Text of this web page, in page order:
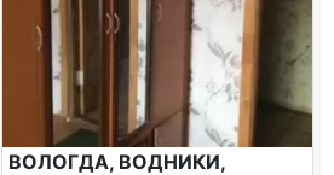
ВОЛОГДА, ВОДНИКИ,